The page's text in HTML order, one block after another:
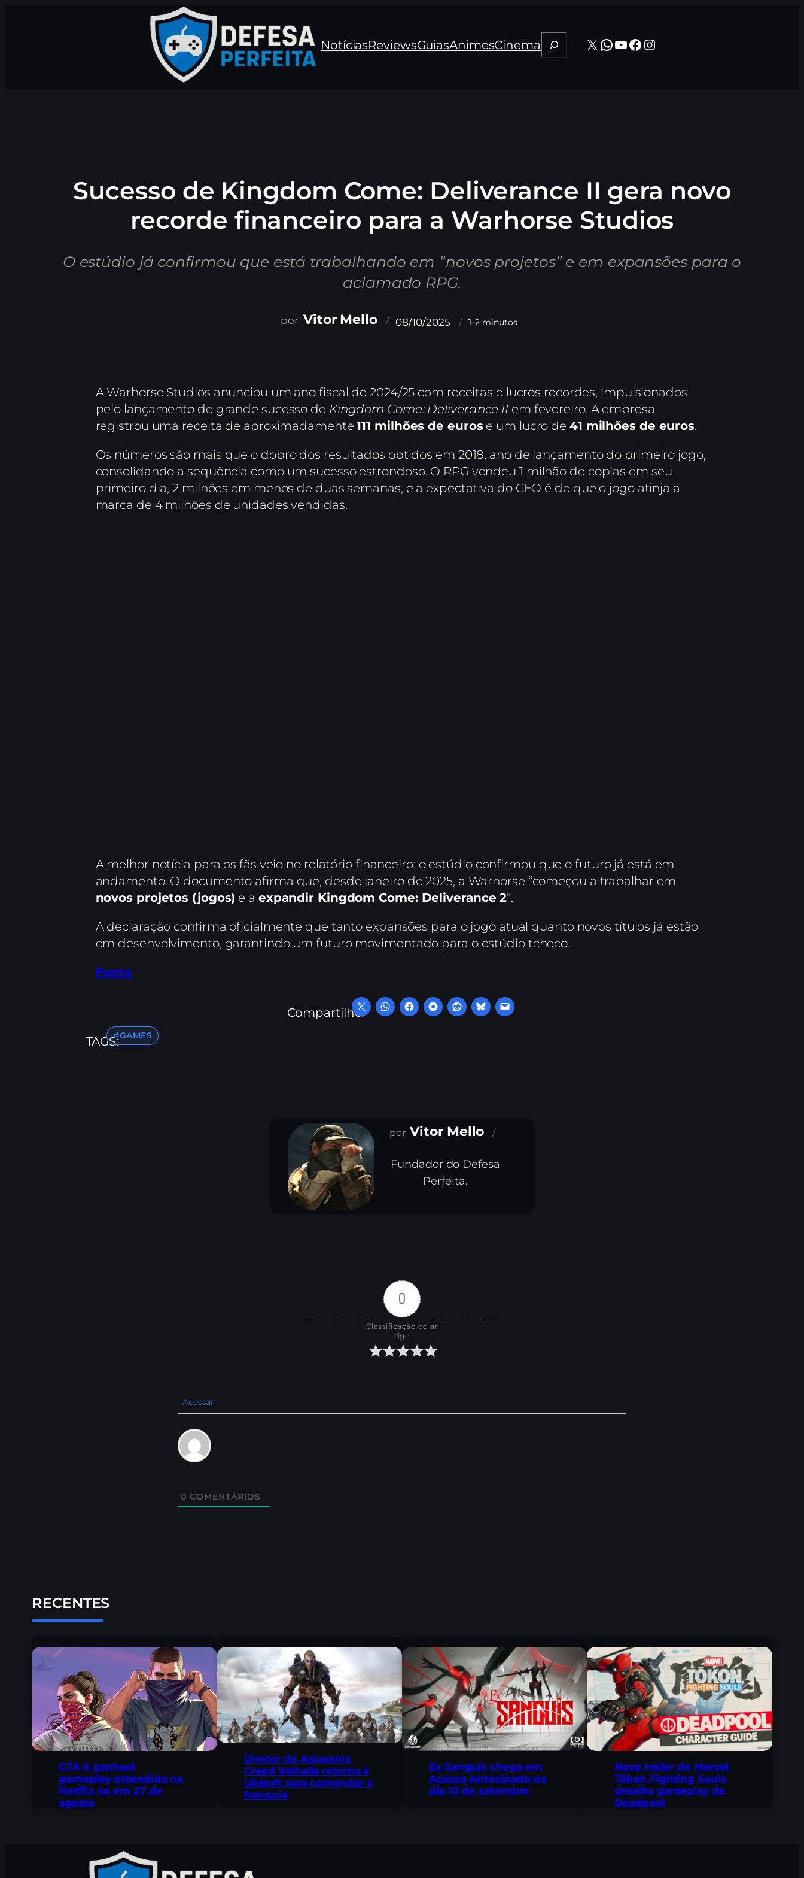
NotíciasReviewsGuiasAnimesCinema Pesquisar
X WhatsApp
Youtube
Facebook
Instagram
Sucesso de Kingdom Come: Deliverance II gera novo
recorde financeiro para a Warhorse Studios
O estúdio já confirmou que está trabalhando em “novos projetos” e em expansões para o
aclamado RPG.
Vitor Mello 08/10/2025 1–2 minutos
A Warhorse Studios anunciou um ano fiscal de 2024/25 com receitas e lucros recordes, impulsionados
pelo lançamento de grande sucesso de Kingdom Come: Deliverance II em fevereiro. A empresa
registrou uma receita de aproximadamente111 milhões de eurose um lucro de 41 milhões de euros.
Os números são mais que o dobro dos resultados obtidos em 2018, ano de lançamento do primeiro jogo,
consolidando a sequência como um sucesso estrondoso. O RPG vendeu 1 milhão de cópias em seu
primeiro dia, 2 milhões em menos de duas semanas, e a expectativa do CEO é de que o jogo atinja a
marca de 4 milhões de unidades vendidas.
A melhor notícia para os fãs veio no relatório financeiro: o estúdio confirmou que o futuro já está em
andamento. O documento afirma que, desde janeiro de 2025, a Warhorse “começou a trabalhar em
novos projetos (jogos) e a expandir Kingdom Come: Deliverance 2“.
A declaração confirma oficialmente que tanto expansões para o jogo atual quanto novos títulos já estão
em desenvolvimento, garantindo um futuro movimentado para o estúdio tcheco.
Fonte
Compartilhe:
TAGS:#GAMES
Vitor Mello
Fundador do Defesa
Perfeita.
0
Classificação do ar
tigo
Acessar
0 COMENTÁRIOS
RECENTES
GTA 6 ganhará
gameplay estendido na
Netflix no em 27 de
agosto
Diretor de Assassins
Creed Valhalla retorna à
Ubisoft para comandar a
franquia
Ex Sanguis chega em
Acesso Antecipado no
dia 10 de setembro
Novo trailer de Marvel
Tōkon Fighting Souls
detalha gameplay de
Deadpool